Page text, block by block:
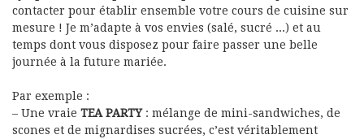
contacter pour établir ensemble votre cours de cuisine sur
mesure ! Je m’adapte à vos envies (salé, sucré …) et au
temps dont vous disposez pour faire passer une belle
journée à la future mariée.
Par exemple :
– Une vraie TEA PARTY: mélange de mini-sandwiches, de
scones et de mignardises sucrées, c’est véritablement